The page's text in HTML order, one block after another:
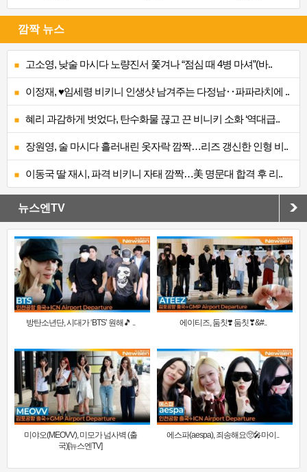
깜짝 뉴스
고소영, 낮술 마시다 노량진서 쫓겨나 “점심 때 4병 마셔”(바..
이정재, ♥임세령 비키니 인생샷 남겨주는 다정남‥파파라치에 ..
혜리 과감하게 벗었다, 탄수화물 끊고 끈 비니키 소화 ‘역대급..
장원영, 술 마시다 흘러내린 옷자락 깜짝…리즈 갱신한 인형 비..
이동국 딸 재시, 파격 비키니 자태 깜짝…美 명문대 합격 후 리..
뉴스엔TV
방탄소년단, 시대가 ‘BTS’ 원해🎵 .. 에이티즈, 둠칫❣️ 둠칫❣&#..
미야오(MEOVV), 미모가 넘사벽 (출
국)[뉴스엔TV]
에스파(aespa), 죄송해요🥺🎤마이..